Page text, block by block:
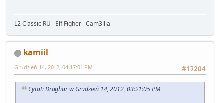
L2 Classic RU - Elf Figher - Cam3llia
kamiil
#17204
Grudzień 14, 2012, 04:17:01 PM
Cytat: Draghar w Grudzień 14, 2012, 03:21:05 PM